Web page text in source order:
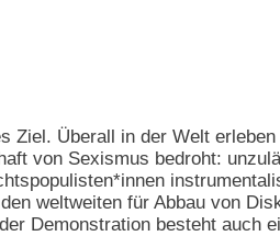
Ziel. Überall in der Welt
von Sexismus bedroht:
weltweiten für Abbau von
Demonstration besteht auch